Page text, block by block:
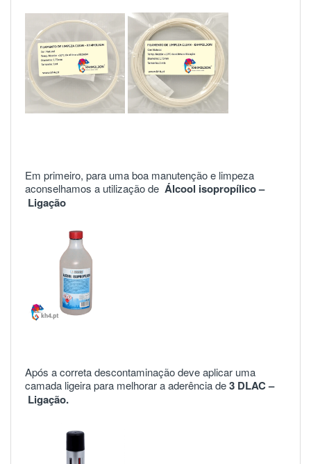
Em primeiro, para uma boa manutenção e limpeza
aconselhamos a utilização de Álcool isopropílico –
Ligação
Após a correta descontaminação deve aplicar uma
camada ligeira para melhorar a aderência de3 DLAC –
Ligação.